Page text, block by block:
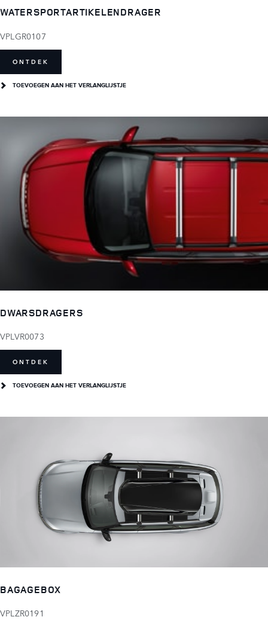
WATERSPORTARTIKELENDRAGER
VPLGR0107
ONTDEK
TOEVOEGEN AAN HET VERLANGLIJSTJE
DWARSDRAGERS
VPLVR0073
ONTDEK
TOEVOEGEN AAN HET VERLANGLIJSTJE
BAGAGEBOX
VPLZR0191